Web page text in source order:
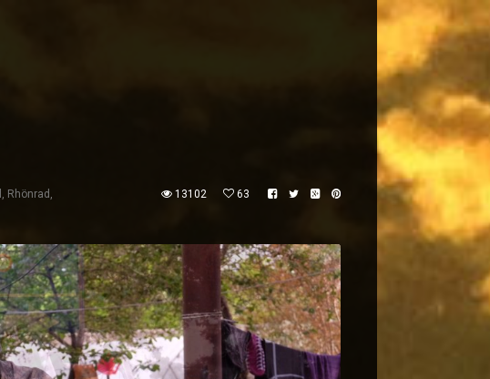
, Rhönrad ,
13102 63